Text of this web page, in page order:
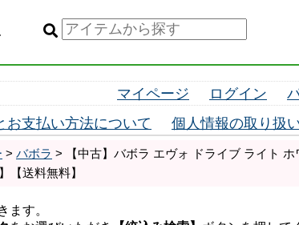
マイページ
ログイン
お支払い方法について
個人情報の取り扱
> バボラ > 【中古】バボラ エヴォ ドライブ ライト
【送料無料】